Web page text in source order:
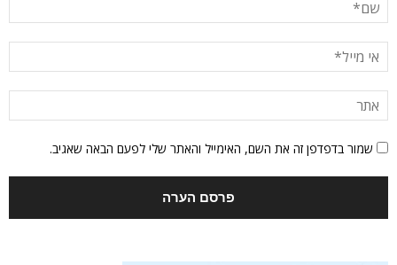
שמור בדפדפן זה את השם, האימייל והאתר שלי לפעם הבאה שאגיב.